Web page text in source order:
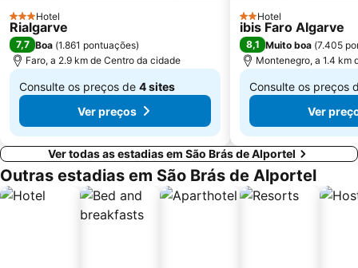
Paderne
Punta de Moral
Barra da Fuseta Beach
Praia Maria Luísa
Vale De Parra
Quinta da Balaia
Estação de Caminhos de Ferro de Faro
Ayamonte
Parque Natural da Ría Formosa
Praia da Rocha Baixinha
Igreja Matriz de Algoz
3 Estrelas
Hotel
Rialgarve
7,7 Boa (1.861 pontuações)
Faro, a 2.9 km de Centro da cidade
Consulte os preços de 4 sites
De
€ 51 Ver preços
2 Estrelas
Hotel
ibis Faro Algarve
8,1 Muito boa (7.405
Montenegro, a 1.4 km
Consulte os preços
De
€ 56 Ver
Ver todas as estadias em São Brás de Alportel
Outras estadias em São Brás de Alportel